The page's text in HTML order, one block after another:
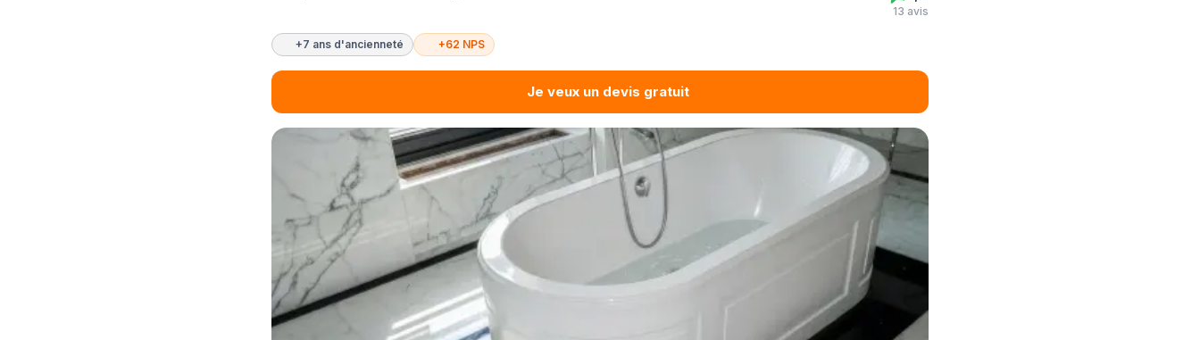
13 avis
+7 ans d'ancienneté +62 NPS
Je veux un devis gratuit